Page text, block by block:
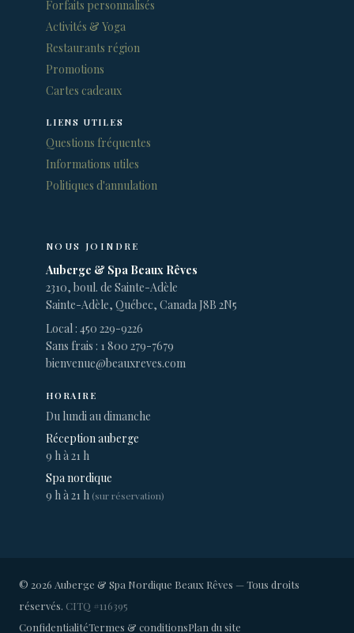
Forfaits personnalisés
Activités & Yoga
Restaurants région
Promotions
Cartes cadeaux
LIENS UTILES
Questions fréquentes
Informations utiles
Politiques d'annulation
NOUS JOINDRE
Auberge & Spa Beaux Rêves
2310, boul. de Sainte-Adèle
Sainte-Adèle, Québec, Canada J8B 2N5
Local : 450 229-9226
Sans frais : 1 800 279-7679
bienvenue@beauxreves.com
HORAIRE
Du lundi au dimanche
Réception auberge
9 h à 21 h
Spa nordique
9 h à 21 h (sur réservation)
© 2026 Auberge & Spa Nordique Beaux Rêves — Tous droits
réservés. CITQ #116395
ConfidentialitéTermes & conditionsPlan du site